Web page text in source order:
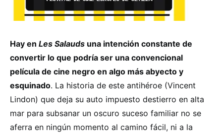
Hay en Les Salauds una intención constante de
convertir lo que podría ser una convencional
película de cine negro en algo más abyecto y
esquinado. La historia de este antihéroe (Vincent
Lindon) que deja su auto impuesto destierro en alta
mar para subsanar un oscuro suceso familiar no se
aferra en ningún momento al camino fácil, ni a la